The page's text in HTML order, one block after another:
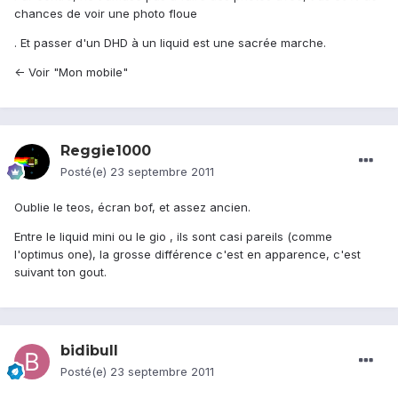
chances de voir une photo floue
. Et passer d'un DHD à un liquid est une sacrée marche.
<- Voir "Mon mobile"
Reggie1000
Posté(e) 23 septembre 2011
Oublie le teos, écran bof, et assez ancien.
Entre le liquid mini ou le gio , ils sont casi pareils (comme
l'optimus one), la grosse différence c'est en apparence, c'est
suivant ton gout.
bidibull
Posté(e) 23 septembre 2011